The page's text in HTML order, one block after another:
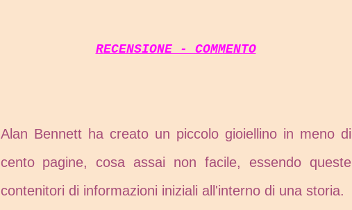
RECENSIONE - COMMENTO
Alan Bennett ha creato un piccolo gioiellino in meno di
cento pagine, cosa assai non facile, essendo queste
contenitori di informazioni iniziali all'interno di una storia.